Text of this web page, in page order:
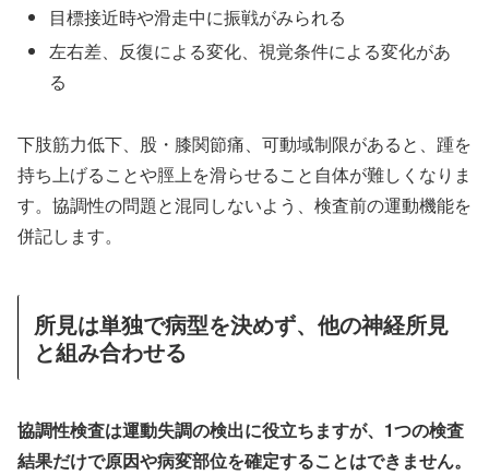
目標接近時や滑走中に振戦がみられる
左右差、反復による変化、視覚条件による変化があ
る
下肢筋力低下、股・膝関節痛、可動域制限があると、踵を
持ち上げることや脛上を滑らせること自体が難しくなりま
す。協調性の問題と混同しないよう、検査前の運動機能を
併記します。
所見は単独で病型を決めず、他の神経所見
と組み合わせる
協調性検査は運動失調の検出に役立ちますが、1つの検査
結果だけで原因や病変部位を確定することはできません。